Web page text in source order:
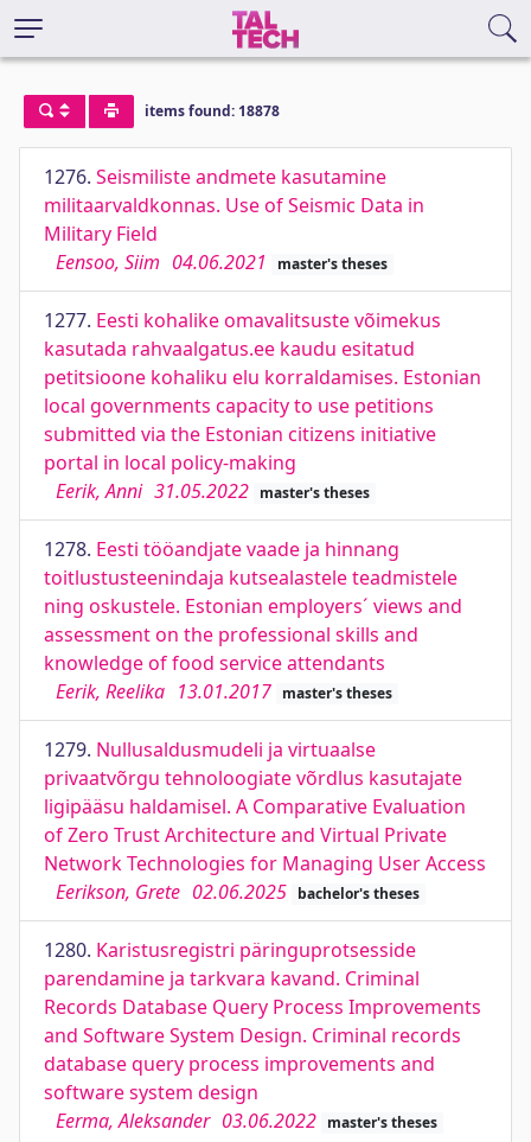
items found: 18878
1276. Seismiliste andmete kasutamine
militaarvaldkonnas. Use of Seismic Data in
Military Field
Eensoo, Siim 04.06.2021 master's theses
1277. Eesti kohalike omavalitsuste võimekus
kasutada rahvaalgatus.ee kaudu esitatud
petitsioone kohaliku elu korraldamises. Estonian
local governments capacity to use petitions
submitted via the Estonian citizens initiative
portal in local policy-making
Eerik, Anni 31.05.2022 master's theses
1278. Eesti tööandjate vaade ja hinnang
toitlustusteenindaja kutsealastele teadmistele
ning oskustele. Estonian employers´ views and
assessment on the professional skills and
knowledge of food service attendants
Eerik, Reelika 13.01.2017 master's theses
1279. Nullusaldusmudeli ja virtuaalse
privaatvõrgu tehnoloogiate võrdlus kasutajate
ligipääsu haldamisel. A Comparative Evaluation
of Zero Trust Architecture and Virtual Private
Network Technologies for Managing User Access
Eerikson, Grete 02.06.2025 bachelor's theses
1280. Karistusregistri päringuprotsesside
parendamine ja tarkvara kavand. Criminal
Records Database Query Process Improvements
and Software System Design. Criminal records
database query process improvements and
software system design
Eerma, Aleksander 03.06.2022 master's theses